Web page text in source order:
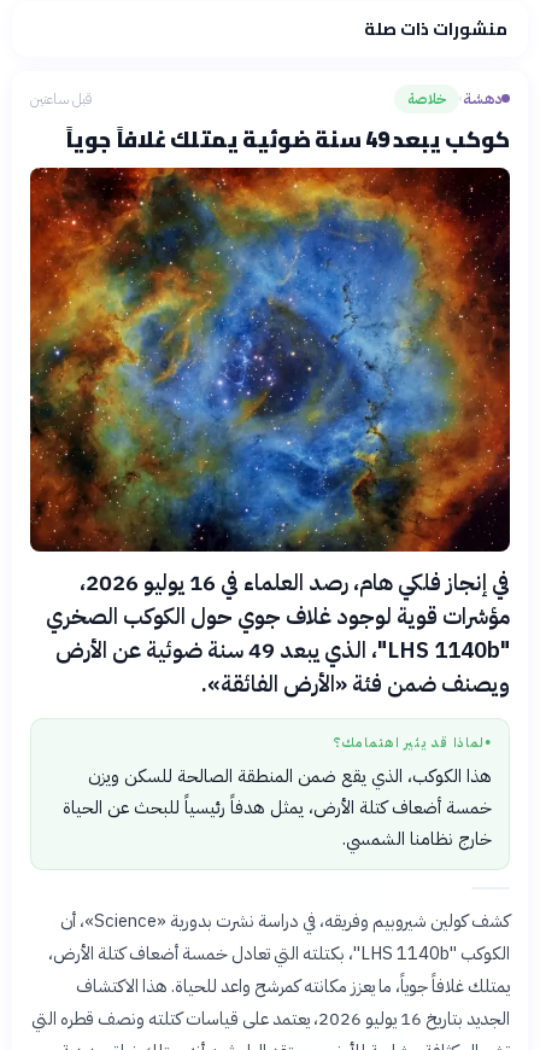
منشورات ذات صلة
دهشة› خلاصة قبل ساعتين
كوكب يبعد 49 سنة ضوئية يمتلك غلافاً جوياً
في إنجاز فلكي هام، رصد العلماء في 16 يوليو 2026،
مؤشرات قوية لوجود غلاف جوي حول الكوكب الصخري
"LHS 1140b"، الذي يبعد 49 سنة ضوئية عن الأرض
ويصنف ضمن فئة «الأرض الفائقة».
● لماذا قد يثير اهتمامك؟
هذا الكوكب، الذي يقع ضمن المنطقة الصالحة للسكن ويزن
خمسة أضعاف كتلة الأرض، يمثل هدفاً رئيسياً للبحث عن الحياة
خارج نظامنا الشمسي.
كشف كولين شيروبيم وفريقه، في دراسة نشرت بدورية «Science»، أن
الكوكب "LHS 1140b"، بكتلته التي تعادل خمسة أضعاف كتلة الأرض،
يمتلك غلافاً جوياً، ما يعزز مكانته كمرشح واعد للحياة. هذا الاكتشاف
الجديد بتاريخ 16 يوليو 2026، يعتمد على قياسات كتلته ونصف قطره التي